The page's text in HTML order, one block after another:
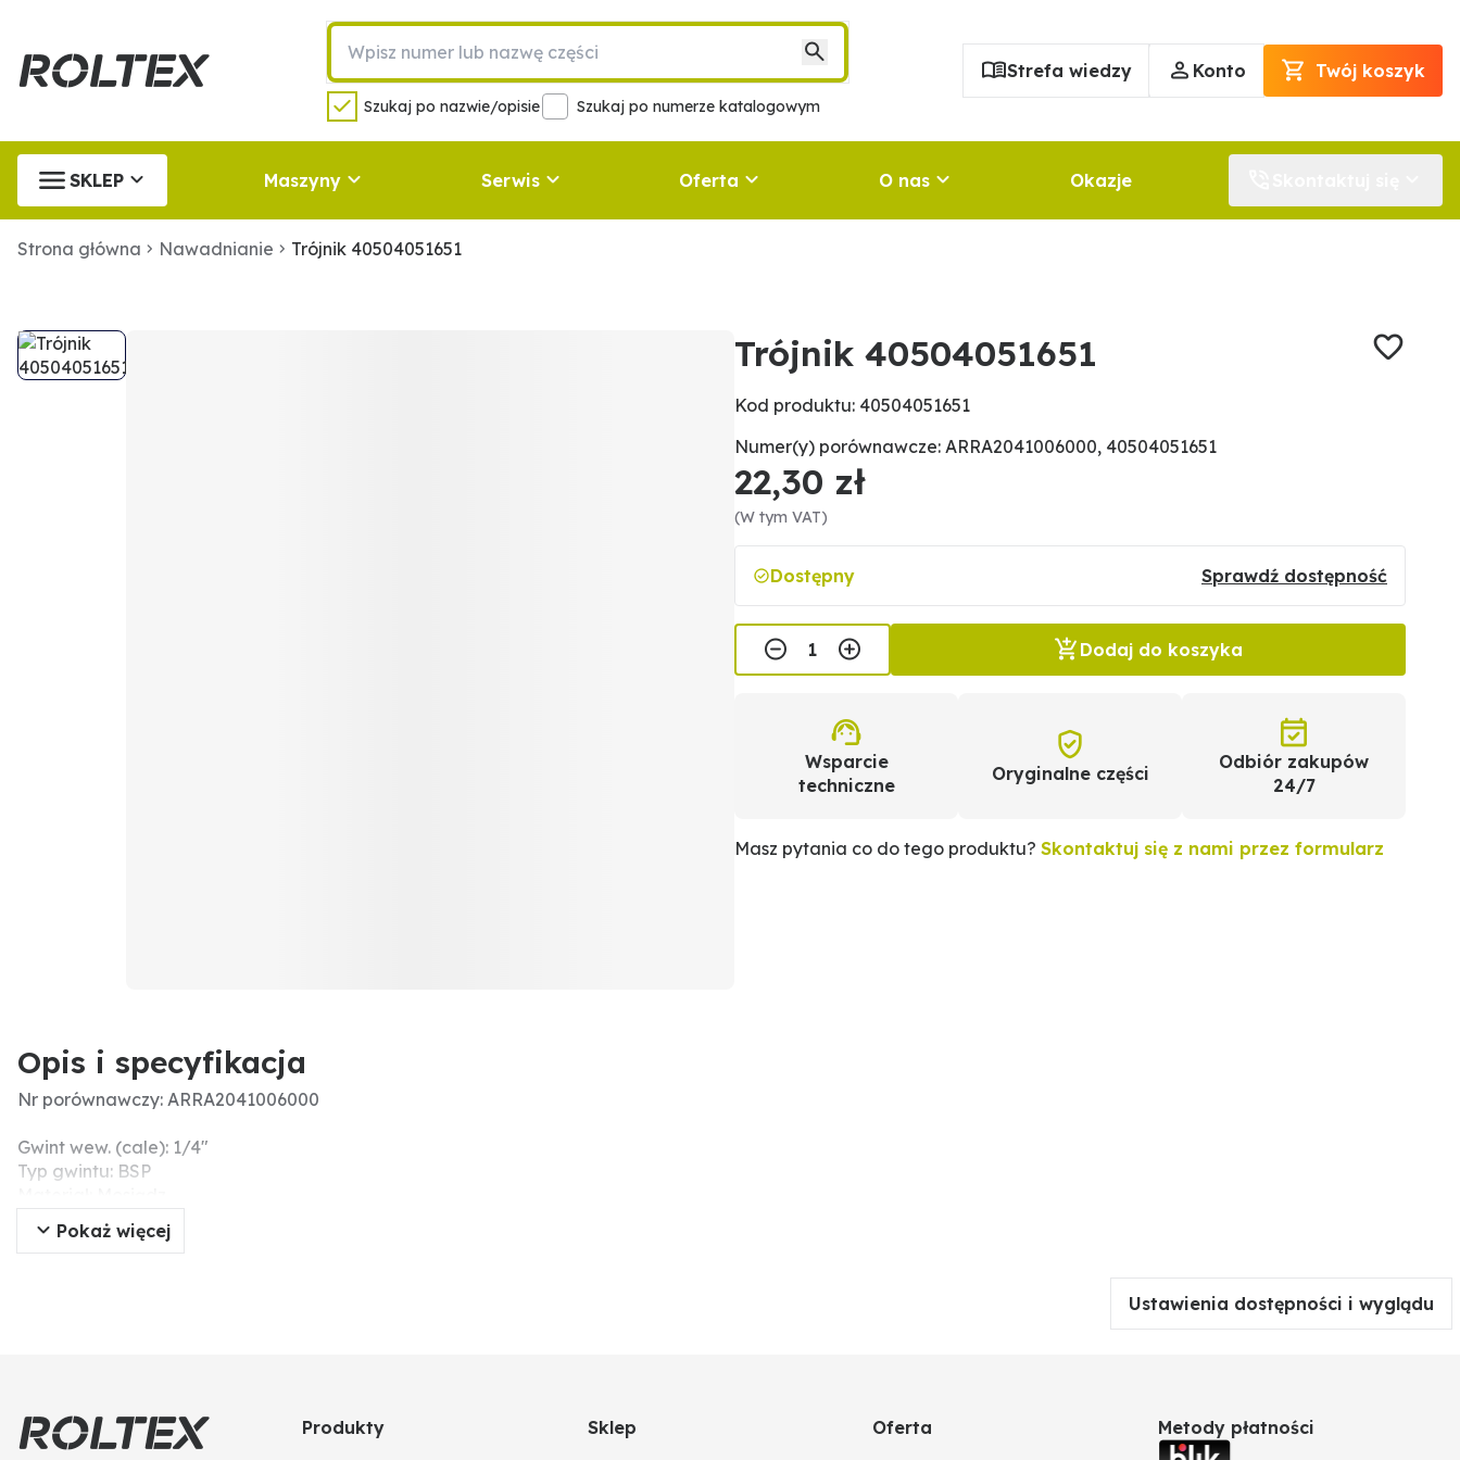
Szukaj po nazwie/opisie Szukaj po numerze katalogowym
Strefa wiedzy Konto Twój koszyk
SKLEP Maszyny Serwis Oferta O nas Okazje
Strona główna Nawadnianie Trójnik 40504051651
Trójnik 40504051651
Kod produktu: 40504051651
Numer(y) porównawcze: ARRA2041006000, 40504051651
22,30 zł
(W tym VAT)
Dostępny Sprawdź dostępność
Dodaj do koszyka
Wsparcie
techniczne
Oryginalne części
Odbiór zakupów
24/7
Masz pytania co do tego produktu? Skontaktuj się z nami przez formularz
Opis i specyfikacja
Nr porównawczy: ARRA2041006000
Gwint wew. (cale): 1/4"
Typ gwintu: BSP
Dodatkowe informacje: BSP-Gewinde
Pokaż więcej
Ustawienia dostępności i wyglądu
Produkty Sklep Oferta Metody płatności